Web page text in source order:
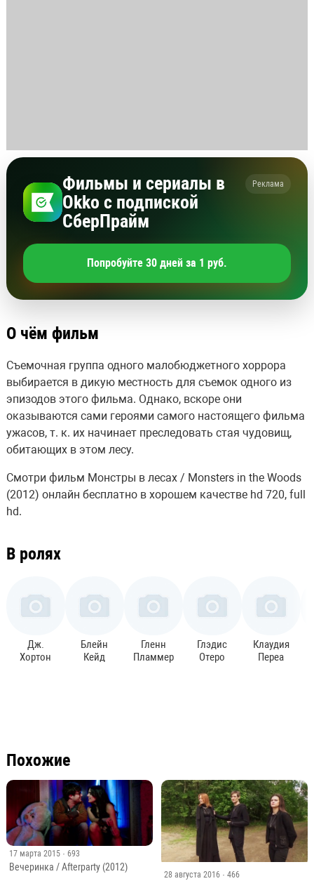
Фильмы и сериалы в
Okko с подпиской
СберПрайм
Реклама
Попробуйте 30 дней за 1 руб.
О чём фильм
Съемочная группа одного малобюджетного хоррора
выбирается в дикую местность для съемок одного из
эпизодов этого фильма. Однако, вскоре они
оказываются сами героями самого настоящего фильма
ужасов, т. к. их начинает преследовать стая чудовищ,
обитающих в этом лесу.
Смотри фильм Монстры в лесах / Monsters in the Woods
(2012) онлайн бесплатно в хорошем качестве hd 720, full
hd.
В ролях
Дж.
Хортон
Блейн
Кейд
Гленн
Пламмер
Глэдис
Отеро
Клаудия
Переа
Похожие
17 марта 2015 · 693
Вечеринка / Afterparty (2012)
28 августа 2016 · 466